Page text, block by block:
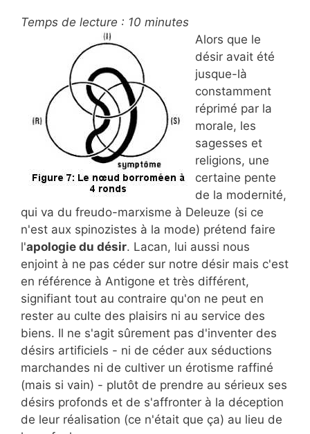
Temps de lecture : 10 minutes
Alors que le
désir avait été
jusque-là
constamment
réprimé par la
morale, les
sagesses et
religions, une
certaine pente
de la modernité,
qui va du freudo-marxisme à Deleuze (si ce
n'est aux spinozistes à la mode) prétend faire
l'apologie du désir. Lacan, lui aussi nous
enjoint à ne pas céder sur notre désir mais c'est
en référence à Antigone et très différent,
signifiant tout au contraire qu'on ne peut en
rester au culte des plaisirs ni au service des
biens. Il ne s'agit sûrement pas d'inventer des
désirs artificiels - ni de céder aux séductions
marchandes ni de cultiver un érotisme raffiné
(mais si vain) - plutôt de prendre au sérieux ses
désirs profonds et de s'affronter à la déception
de leur réalisation (ce n'était que ça) au lieu de